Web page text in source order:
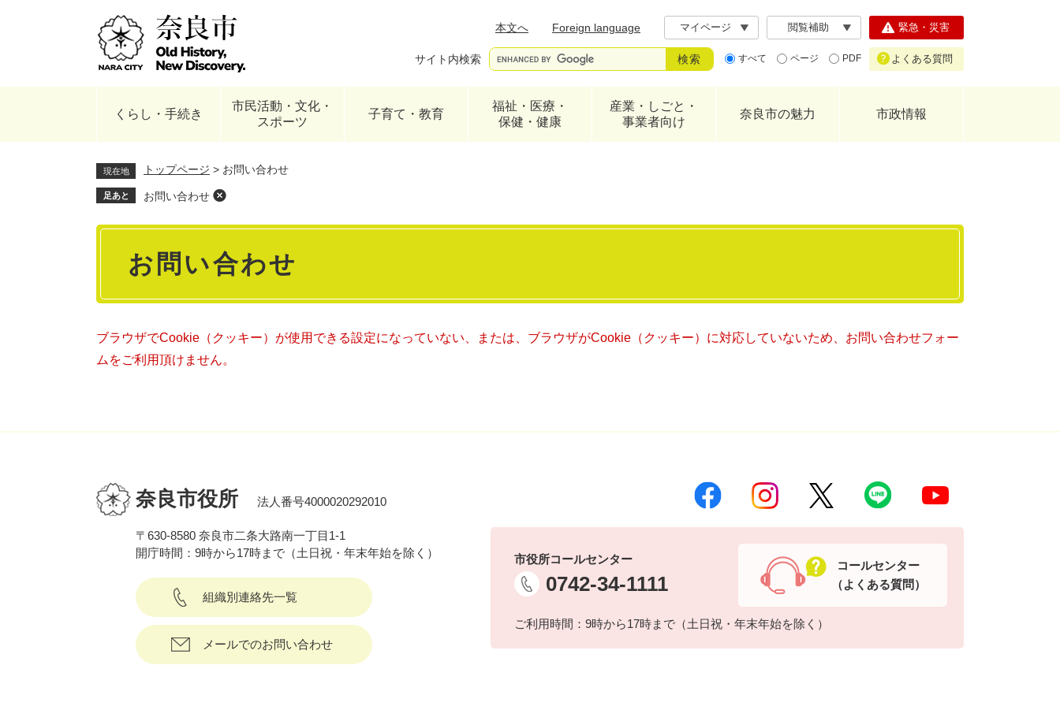
本文へ
Foreign language マイページ 閲覧補助
サイト内検索 すべて ページ PDF
緊急・災害
よくある質問
くらし・手続き
市民活動・文化・
スポーツ
子育て・教育
福祉・医療・
保健・健康
産業・しごと・
事業者向け
奈良市の魅力 市政情報
現在地 トップページ > お問い合わせ
足あと お問い合わせ
本
お問い合わせ
ブラウザでCookie（クッキー）が使用できる設定になっていない、または、ブラウザがCookie（クッキー）に対応していないため、お問い合わせフォー
ムをご利用頂けません。
奈良市役所 法人番号4000020292010
〒630-8580 奈良市二条大路南一丁目1-1
開庁時間：9時から17時まで（土日祝・年末年始を除く）
組織別連絡先一覧
メールでのお問い合わせ
市役所コールセンター
0742-34-1111
ご利用時間：9時から17時まで（土日祝・年末年始を除く）
コールセンター
（よくある質問）